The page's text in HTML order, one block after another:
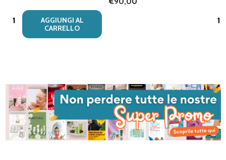
Quantità:
AGGIUNGI AL
CARRELLO